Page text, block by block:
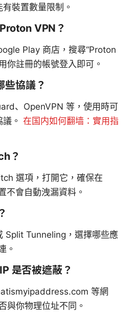
裝置數量限制。
VPN？
Play 商店，搜尋“Proton
你註冊的帳號登入即可。
些協議？
、OpenVPN 等，使用時可
。 在国内如何翻墙：實用指
？
選項，打開它，確保在
不會自動洩漏資料。
Split Tunneling，選擇哪些應
。
是否被遮蔽？
等網
與你物理位址不同。